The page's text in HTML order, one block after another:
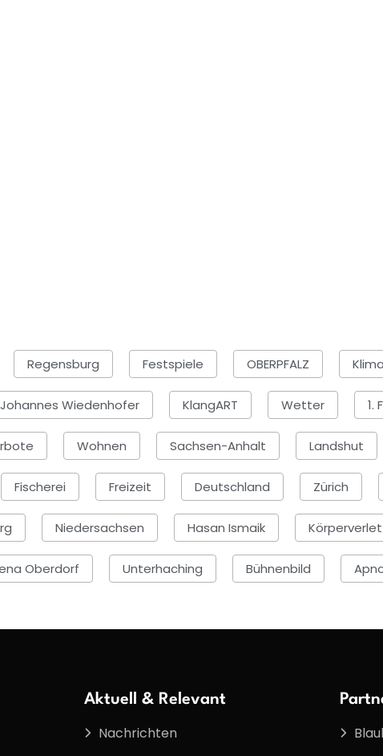
Regensburg Festspiele OBERPFALZ Klima
Johannes Wiedenhofer KlangART Wetter 1.
Wohnen Sachsen-Anhalt Landshut
Fischerei Freizeit Deutschland Zürich
Niedersachsen Hasan Ismaik
Oberdorf Unterhaching Bühnenbild
Aktuell & Relevant
Nachrichten